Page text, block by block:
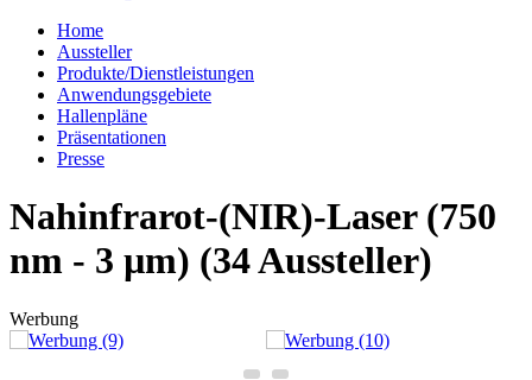
Home
Aussteller
Produkte/Dienstleistungen
Anwendungsgebiete
Hallenpläne
Präsentationen
Presse
Nahinfrarot-(NIR)-Laser (750
nm - 3 µm) (34 Aussteller)
Werbung